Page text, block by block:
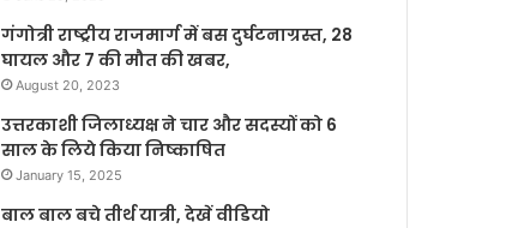
गंगोत्री राष्ट्रीय राजमार्ग में बस दुर्घटनाग्रस्त, 28
घायल और 7 की मौत की खबर,
August 20, 2023
उत्तरकाशी जिलाध्यक्ष ने चार और सदस्यों को 6
साल के लिये किया निष्काषित
January 15, 2025
बाल बाल बचे तीर्थ यात्री, देखें वीडियो